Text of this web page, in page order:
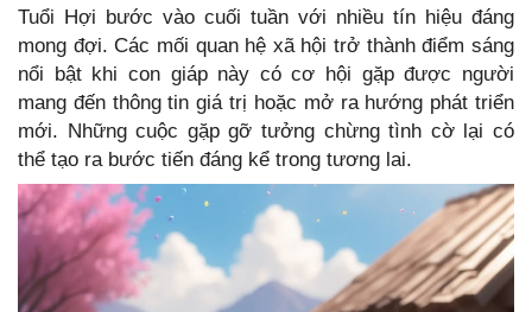
Tuổi Hợi bước vào cuối tuần với nhiều tín hiệu đáng
mong đợi. Các mối quan hệ xã hội trở thành điểm sáng
nổi bật khi con giáp này có cơ hội gặp được người
mang đến thông tin giá trị hoặc mở ra hướng phát triển
mới. Những cuộc gặp gỡ tưởng chừng tình cờ lại có
thể tạo ra bước tiến đáng kể trong tương lai.